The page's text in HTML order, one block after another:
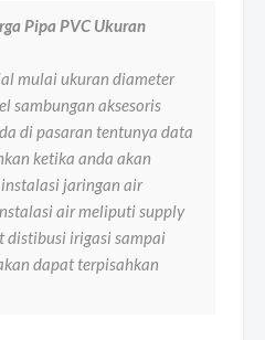
Pipa PVC Ukuran
mulai ukuran diameter
sambungan aksesoris
di pasaran tentunya data
ketika anda akan
jaringan air
air meliputi supply
distibusi irigasi sampai
dapat terpisahkan